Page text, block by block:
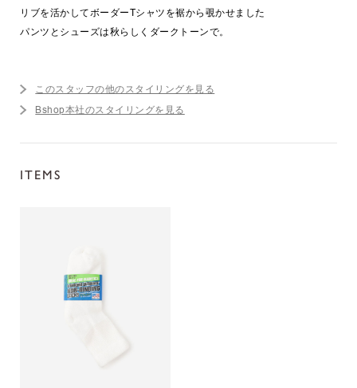
リブを活かしてボーダーTシャツを裾から覗かせました
パンツとシューズは秋らしくダークトーンで。
このスタッフの他のスタイリングを見る
Bshop本社のスタイリングを見る
ITEMS